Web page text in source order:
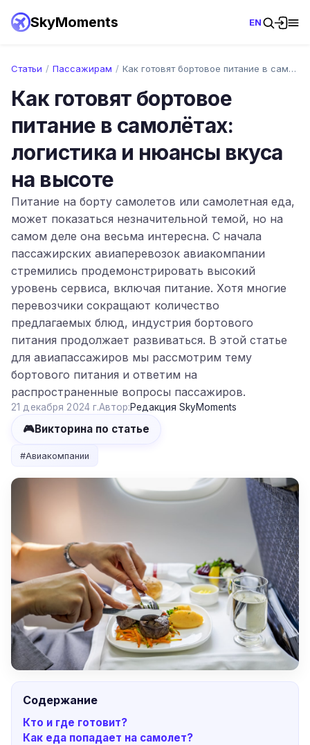
SkyMoments EN
Статьи / Пассажирам / Как готовят бортовое питание в самолётах…
Как готовят бортовое
питание в самолётах:
логистика и нюансы вкуса
на высоте
Питание на борту самолетов или самолетная еда,
может показаться незначительной темой, но на
самом деле она весьма интересна. С начала
пассажирских авиаперевозок авиакомпании
стремились продемонстрировать высокий
уровень сервиса, включая питание. Хотя многие
перевозчики сокращают количество
предлагаемых блюд, индустрия бортового
питания продолжает развиваться. В этой статье
для авиапассажиров мы рассмотрим тему
бортового питания и ответим на
распространенные вопросы пассажиров.
21 декабря 2024 г.Автор:Редакция SkyMoments
🎮Викторина по статье
#Авиакомпании
Содержание
Кто и где готовит?
Как еда попадает на самолет?